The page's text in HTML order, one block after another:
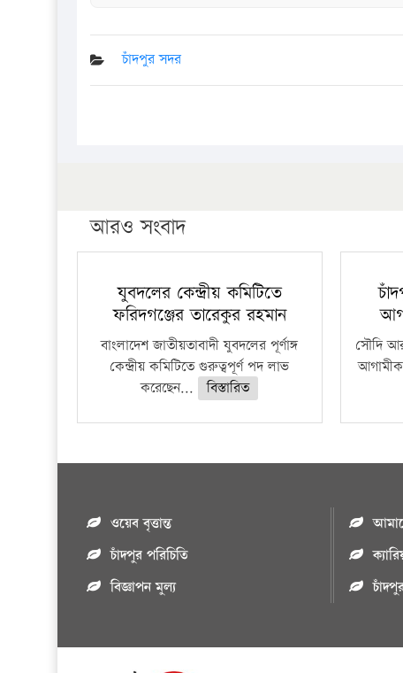
চাঁদপুর সদর
আরও সংবাদ
যুবদলের কেন্দ্রীয় কমিটিতে
ফরিদগঞ্জের তারেকুর রহমান
বাংলাদেশ জাতীয়তাবাদী যুবদলের পূর্ণাঙ্গ
কেন্দ্রীয় কমিটিতে গুরুত্বপূর্ণ পদ লাভ
করেছেন...
বিস্তারিত
সৌদি
ওয়েব বৃত্তান্ত
চাঁদপুর পরিচিতি
বিজ্ঞাপন মুল্য